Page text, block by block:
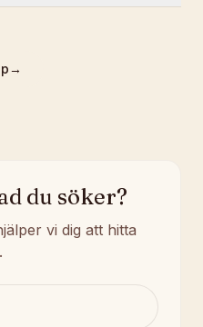
→
du söker?
vi dig att hitta